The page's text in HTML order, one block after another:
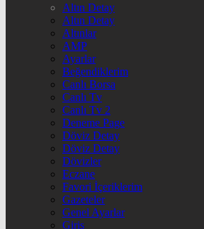
Altın Detay
Altın Detay
Altınlar
AMP
Ayarlar
Beğendiklerim
Canlı Borsa
Canlı Tv
Canlı Tv 2
Deneme Page
Döviz Detay
Döviz Detay
Dövizler
Eczane
Favori İçeriklerim
Gazeteler
Genel Ayarlar
Giriş